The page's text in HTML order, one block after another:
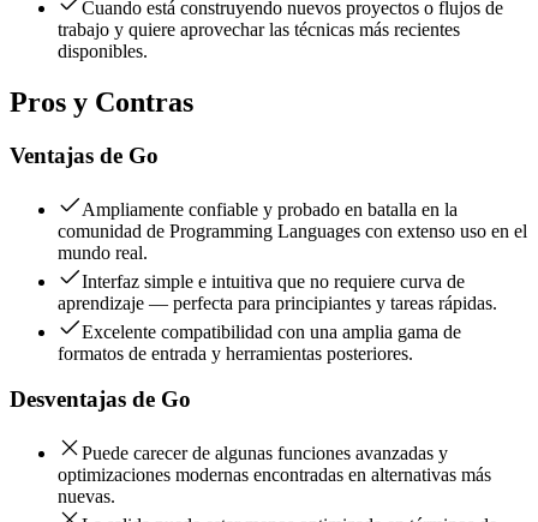
Cuando está construyendo nuevos proyectos o flujos de
trabajo y quiere aprovechar las técnicas más recientes
disponibles.
Pros y Contras
Ventajas de Go
Ampliamente confiable y probado en batalla en la
comunidad de Programming Languages con extenso uso en el
mundo real.
Interfaz simple e intuitiva que no requiere curva de
aprendizaje — perfecta para principiantes y tareas rápidas.
Excelente compatibilidad con una amplia gama de
formatos de entrada y herramientas posteriores.
Desventajas de Go
Puede carecer de algunas funciones avanzadas y
optimizaciones modernas encontradas en alternativas más
nuevas.